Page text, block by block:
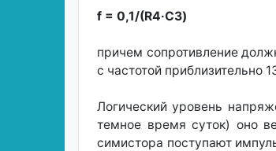
f = 0,1/(R4·СЗ)
причем сопротивление
с частотой приблизительно
Логический уровень
темное время суток) оно
симистора поступают